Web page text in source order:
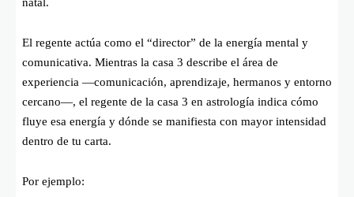
El regente actúa como el “director” de la energía mental y
comunicativa. Mientras la casa 3 describe el área de
experiencia —comunicación, aprendizaje, hermanos y entorno
cercano—, el regente de la casa 3 en astrología indica cómo
fluye esa energía y dónde se manifiesta con mayor intensidad
dentro de tu carta.
Por ejemplo: